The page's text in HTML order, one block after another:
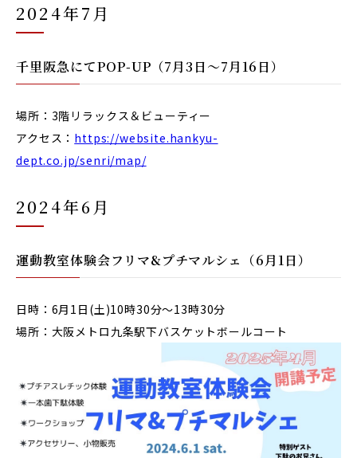
2024年7月
千里阪急にてPOP-UP（7月3日〜7月16日）
場所：3階リラックス＆ビューティー
アクセス： https://website.hankyu-
dept.co.jp/senri/map/
2024年6月
運動教室体験会フリマ&プチマルシェ（6月1日）
日時：6月1日(土)10時30分～13時30分
場所：大阪メトロ九条駅下バスケットボールコート